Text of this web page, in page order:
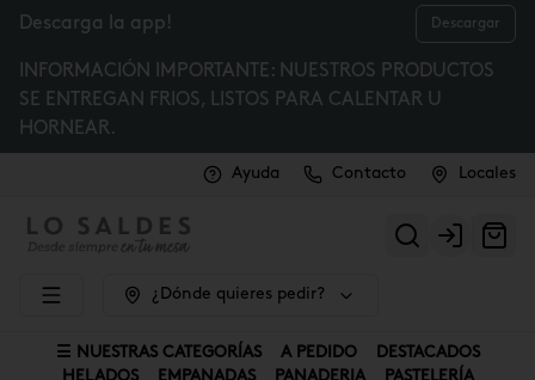
Descarga la app! Descargar
INFORMACIÓN IMPORTANTE: NUESTROS PRODUCTOS
SE ENTREGAN FRIOS, LISTOS PARA CALENTAR U
HORNEAR.
Ayuda Contacto Locales
Login
¿Dónde quieres pedir?
☰ NUESTRAS CATEGORÍAS A PEDIDO
DESTACADOS